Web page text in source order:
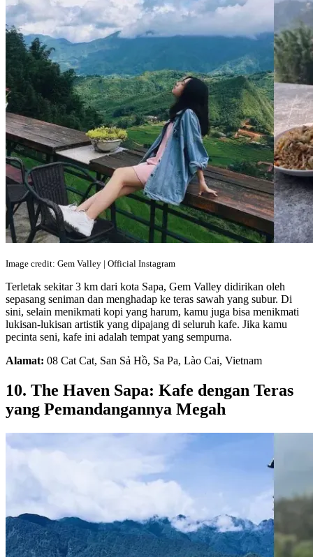
Image credit: Gem Valley | Official Instagram
Terletak sekitar 3 km dari kota Sapa, Gem Valley didirikan oleh
sepasang seniman dan menghadap ke teras sawah yang subur. Di
sini, selain menikmati kopi yang harum, kamu juga bisa menikmati
lukisan-lukisan artistik yang dipajang di seluruh kafe. Jika kamu
pecinta seni, kafe ini adalah tempat yang sempurna.
Alamat: 08 Cat Cat, San Sả Hồ, Sa Pa, Lào Cai, Vietnam
10. The Haven Sapa: Kafe dengan Teras
yang Pemandangannya Megah